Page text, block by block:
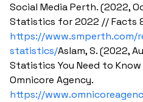
Social Media Perth. (2022,
Statistics for 2022 // Facts
https://www.smperth.com/
statistics/Aslam, S. (2022,
Statistics You Need to
Omnicore Agency.
https://